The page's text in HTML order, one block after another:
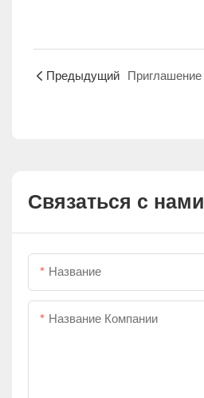
Предыдущий
Связаться с нами
Название
Название Компании